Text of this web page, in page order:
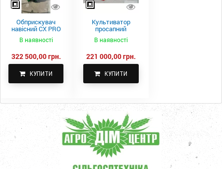
Обприскувач
навісний CX PRO
В наявності
322 500,00 грн.
КУПИТИ
Культиватор
просапний
КПН-5,6-05
В наявності
221 000,00 грн.
КУПИТИ